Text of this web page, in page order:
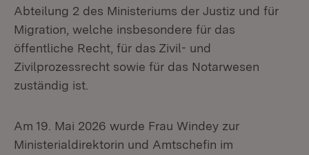
Abteilung 2 des Ministeriums der Justiz und für
Migration, welche insbesondere für das
öffentliche Recht, für das Zivil- und
Zivilprozessrecht sowie für das Notarwesen
zuständig ist.
Am 19. Mai 2026 wurde Frau Windey zur
Ministerialdirektorin und Amtschefin im